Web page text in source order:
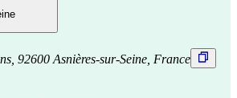
92600 Asnières-sur-Seine, France